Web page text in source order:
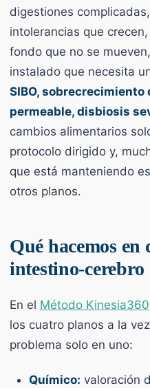
digestiones
intolerancias que
fondo que no se
instalado que necesita
SIBO,
permeable, disbiosis
cambios alimentarios
protocolo dirigido y,
que está manteniendo
otros planos.
Qué hacemos en
intestino-cerebro
En el Método Kinesia360
los cuatro planos a la
problema solo en uno:
Químico: valoración